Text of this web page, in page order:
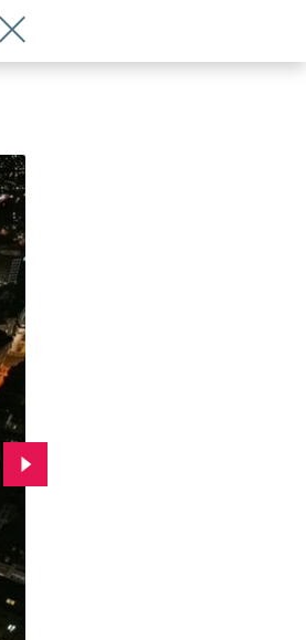
Wróć do artykułu Wieczorny Jarmark
Przejdź do kolejnego zdjęcia.